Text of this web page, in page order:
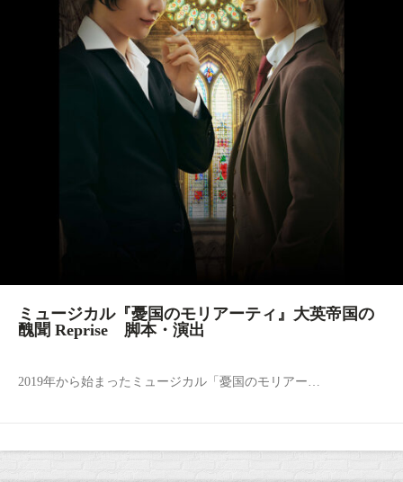
ミュージカル『憂国のモリアーティ』大英帝国の
醜聞 Reprise 脚本・演出
2019年から始まったミュージカル「憂国のモリアー…